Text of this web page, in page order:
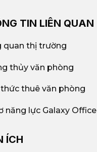
TIN LIÊN QUAN
quan thị trường
thủy văn phòng
thức thuê văn phòng
năng lực Galaxy Office
ÍCH